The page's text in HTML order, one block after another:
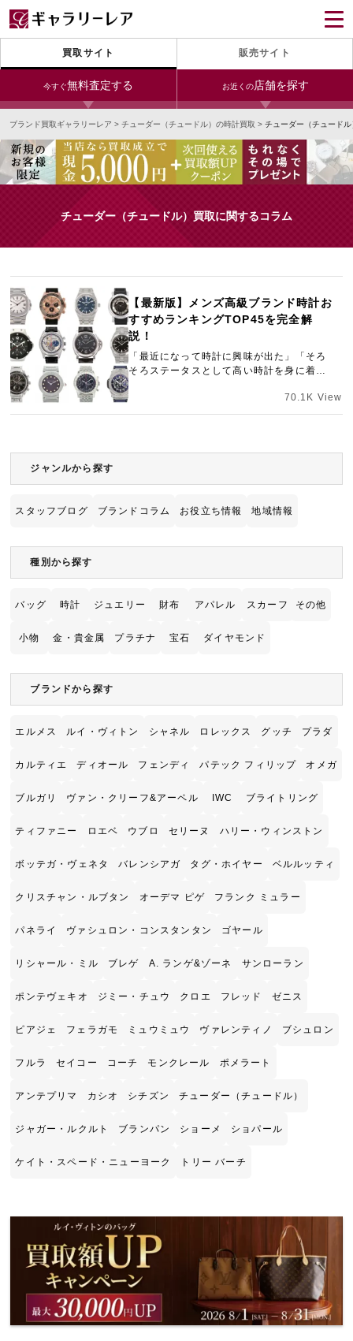
買取サイト 販売サイト
今すぐ無料査定する お近くの店舗を探す
今すぐLINE査定
24時間受付（対応時間10:00～19:00）
宅配買取を申し込む
無料の宅配キットをお届けします
今すぐ電話査定
受付時間 10:00～19:00
銀座本店 青山表参道店 新宿東口店
小田急新宿店
心斎橋本店 東心斎橋店 梅田店
中野ブロードウェイ
無料の宅配キットをお届けします
ブランド買取ギャラリーレア > チューダー（チュードル）の時計買取 > チューダー（チュードル
チューダー（チュードル）買取に関するコラム
ジャンルから探す
スタッフブログ ブランドコラム お役立ち情報 地域情報
種別から探す
バッグ 時計 ジュエリー 財布 アパレル スカーフ その他
小物 金・貴金属 プラチナ 宝石 ダイヤモンド
ブランドから探す
エルメス ルイ・ヴィトン シャネル ロレックス グッチ プラダ
カルティエ ディオール フェンディ パテック フィリップ オメガ
ブルガリ ヴァン・クリーフ&アーペル IWC ブライトリング
ティファニー ロエベ ウブロ セリーヌ ハリー・ウィンストン
ボッテガ・ヴェネタ バレンシアガ タグ・ホイヤー ベルルッティ
クリスチャン・ルブタン オーデマ ピゲ フランク ミュラー
パネライ ヴァシュロン・コンスタンタン ゴヤール
リシャール・ミル ブレゲ A. ランゲ&ゾーネ サンローラン
ポンテヴェキオ ジミー・チュウ クロエ フレッド ゼニス
ピアジェ フェラガモ ミュウミュウ ヴァレンティノ ブシュロン
フルラ セイコー コーチ モンクレール ポメラート
アンテプリマ カシオ シチズン チューダー（チュードル）
ジャガー・ルクルト ブランパン ショーメ ショパール
ケイト・スペード・ニューヨーク トリー バーチ
【最新版】メンズ高級ブランド時計お
すすめランキングTOP45を完全解
説！
「最近になって時計に興味が出た」「そろ
そろステータスとして高い時計を身に着け
しの方に向けて、ロレックスやパテックフ
ィリップ、オーデマピゲをはじめとする高
もご紹介します。
70.1K View